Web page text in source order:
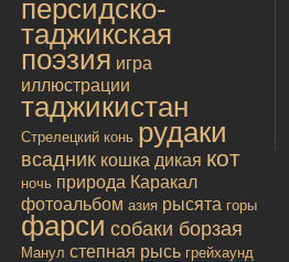
персидско-
таджикская
поэзия игра
иллюстрации
таджикистан
Стрелецкий конь рудаки
всадник кошка дикая кот
ночь природа Каракал
фотоальбом азия рысята горы
фарси собаки борзая
Манул степная рысь грейхаунд